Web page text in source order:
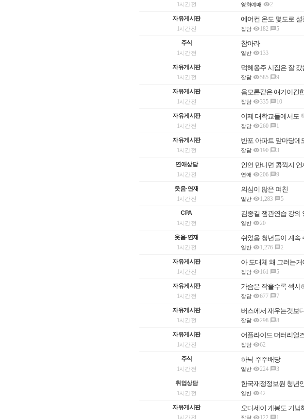
1시간 전 영화예매 2
자유게시판 에어컨 온도 몇도로
1시간 전 잡담 182 5
주식 참아라
1시간 전 일반 133
자유게시판 덕혜옹주 시집은 잘 갔
1시간 전 잡담 585 9
자유게시판 음모론같은 얘기이긴
1시간 전 잡담 335 10
자유게시판 이제 대학교들에서도
1시간 전 잡담 260 1
자유게시판 반포 아파트 앞마당에
1시간 전 잡담 190 3
연애상담 인연 만나면 콩깍지
1시간 전 연애 206 9
웃음·연재 의심이 많은 여친
1시간 전 일반 1,283 5
CPA 김종길 잼관연습 강의
1시간 전 일반 20
웃음·연재 쉬었음 청년들이 계속
1시간 전 일반 1,276 2
자유게시판 아 도대체 왜 그러는거
1시간 전 잡담 161 5
자유게시판 가슴은 작을수록 섹시
1시간 전 잡담 677 7
자유게시판 버스에서 재우는것보
1시간 전 잡담 298 8
자유게시판 어플라이드 머터리얼
1시간 전 잡담 62
주식 하닉 주주배당
1시간 전 일반 224 3
취업상담 한국재정정보원 청년
1시간 전 일반 42
자유게시판
1시간 전 잡담 122 1